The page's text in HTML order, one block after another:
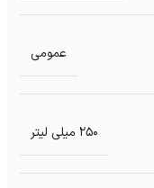
عمومی
250 میلی لیتر